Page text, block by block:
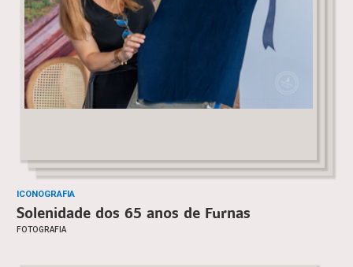
ICONOGRAFIA
Solenidade dos 65 anos de Furnas
FOTOGRAFIA